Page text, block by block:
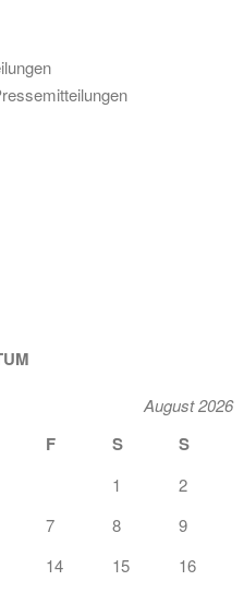
August 2026
F S S
1
2
7 8
9
14 15
16